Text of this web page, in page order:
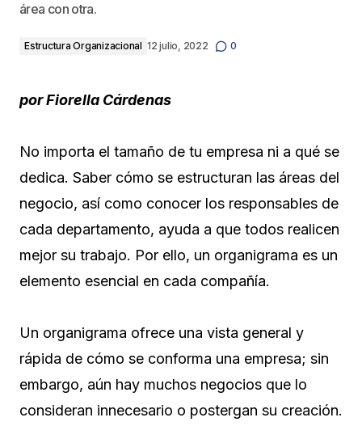
área con otra.
Estructura Organizacional 12 julio, 2022 0
por Fiorella Cárdenas
No importa el tamaño de tu empresa ni a qué se
dedica. Saber cómo se estructuran las áreas del
negocio, así como conocer los responsables de
cada departamento, ayuda a que todos realicen
mejor su trabajo. Por ello, un organigrama es un
elemento esencial en cada compañía.
Un organigrama ofrece una vista general y
rápida de cómo se conforma una empresa; sin
embargo, aún hay muchos negocios que lo
consideran innecesario o postergan su creación.